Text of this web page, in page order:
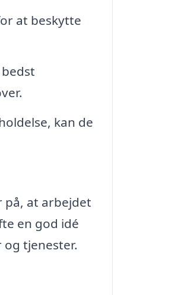
at beskytte
kan de
på, at arbejdet
en god idé
tjenester.